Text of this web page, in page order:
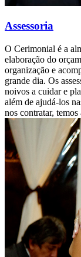
Assessoria
O Cerimonial é a
elaboração do
organização e
grande dia. Os
noivos a cuidar e
além de ajudá-los
nos contratar,